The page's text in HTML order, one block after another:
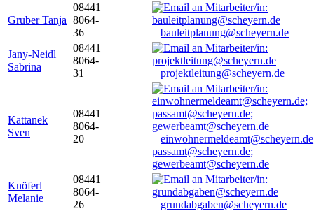
Gruber Tanja
08441
8064-
36
bauleitplanung@scheyern.de
Jany-Neidl
Sabrina
08441
8064-
31
projektleitung@scheyern.de
Kattanek
Sven
08441
8064-
20
passamt@scheyern.de;
gewerbeamt@scheyern.de
Knöferl
Melanie
08441
8064-
26
grundabgaben@scheyern.de